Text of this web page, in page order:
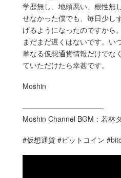
学歴無し、地頭悪い、根性無
せなかった僕でも、毎日少し
げるようになったのですから。
まだまだ遅くはないです。い
単なる仮想通貨情報だけでな
ていただけたら幸甚です。
Moshin
———————————-
Moshin Channel BGM：若林
#仮想通貨 #ビットコイン